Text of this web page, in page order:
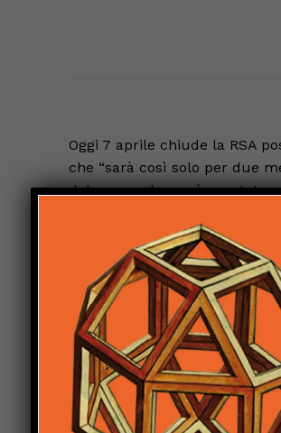
Oggi 7 aprile chiude la RSA
che “sarà così solo per due
del personale verrà spostato
persone più in difficoltà,
proprio ora che la curva del
indispensabile chiudere la
Saremo vigili e attenti. Se fra
posti letto e di unità di
Non è questione di tutelare
alla salute a tutti gli